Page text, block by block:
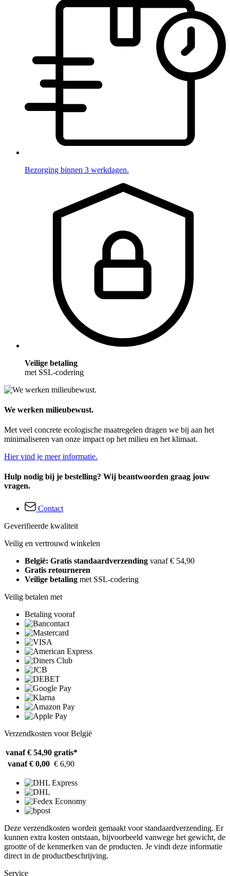
Bezorging binnen 3 werkdagen.
Veilige betaling
met SSL-codering
We werken milieubewust.
Met veel concrete ecologische maatregelen dragen we bij aan het
minimaliseren van onze impact op het milieu en het klimaat.
Hier vind je meer informatie.
Hulp nodig bij je bestelling? Wij beantwoorden graag jouw
vragen.
Contact
Geverifieerde kwaliteit
Veilig en vertrouwd winkelen
België: Gratis standaardverzending vanaf € 54,90
Gratis retourneren
Veilige betaling met SSL-codering
Veilig betalen met
Betaling vooraf
Verzendkosten voor België
vanaf € 54,90 gratis*
vanaf € 0,00 € 6,90
Deze verzendkosten worden gemaakt voor standaardverzending. Er
kunnen extra kosten ontstaan, bijvoorbeeld vanwege het gewicht, de
grootte of de kenmerken van de producten. Je vindt deze informatie
direct in de productbeschrijving.
Service